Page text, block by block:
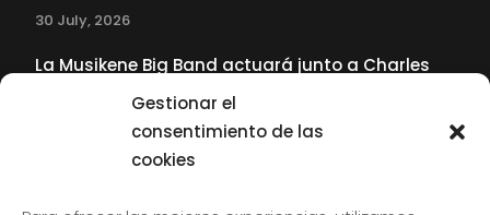
Gestionar el
consentimiento de las
cookies
30 July, 2026
La Musikene Big Band actuará junto a Charles
Tolliver en el 61 Jazzaldia